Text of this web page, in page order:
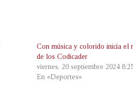
Con música y colorido inicia el
de los Codicader
viernes, 20 septiembre 2024
En «Deportes»